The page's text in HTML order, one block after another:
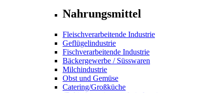
Nahrungsmittel
Fleischverarbeitende Industrie
Geflügelindustrie
Fischverarbeitende Industrie
Bäckergewerbe / Süsswaren
Milchindustrie
Obst und Gemüse
Catering/Großküche